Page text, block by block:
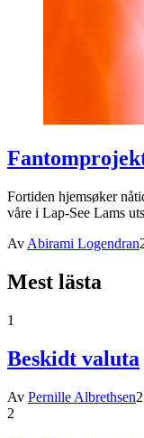
Fortiden hjemsøker
våre i Lap-See Lams
Av Abirami Logendran
Mest lästa
1
Beskidt valuta
Av Pernille Albrethsen
2